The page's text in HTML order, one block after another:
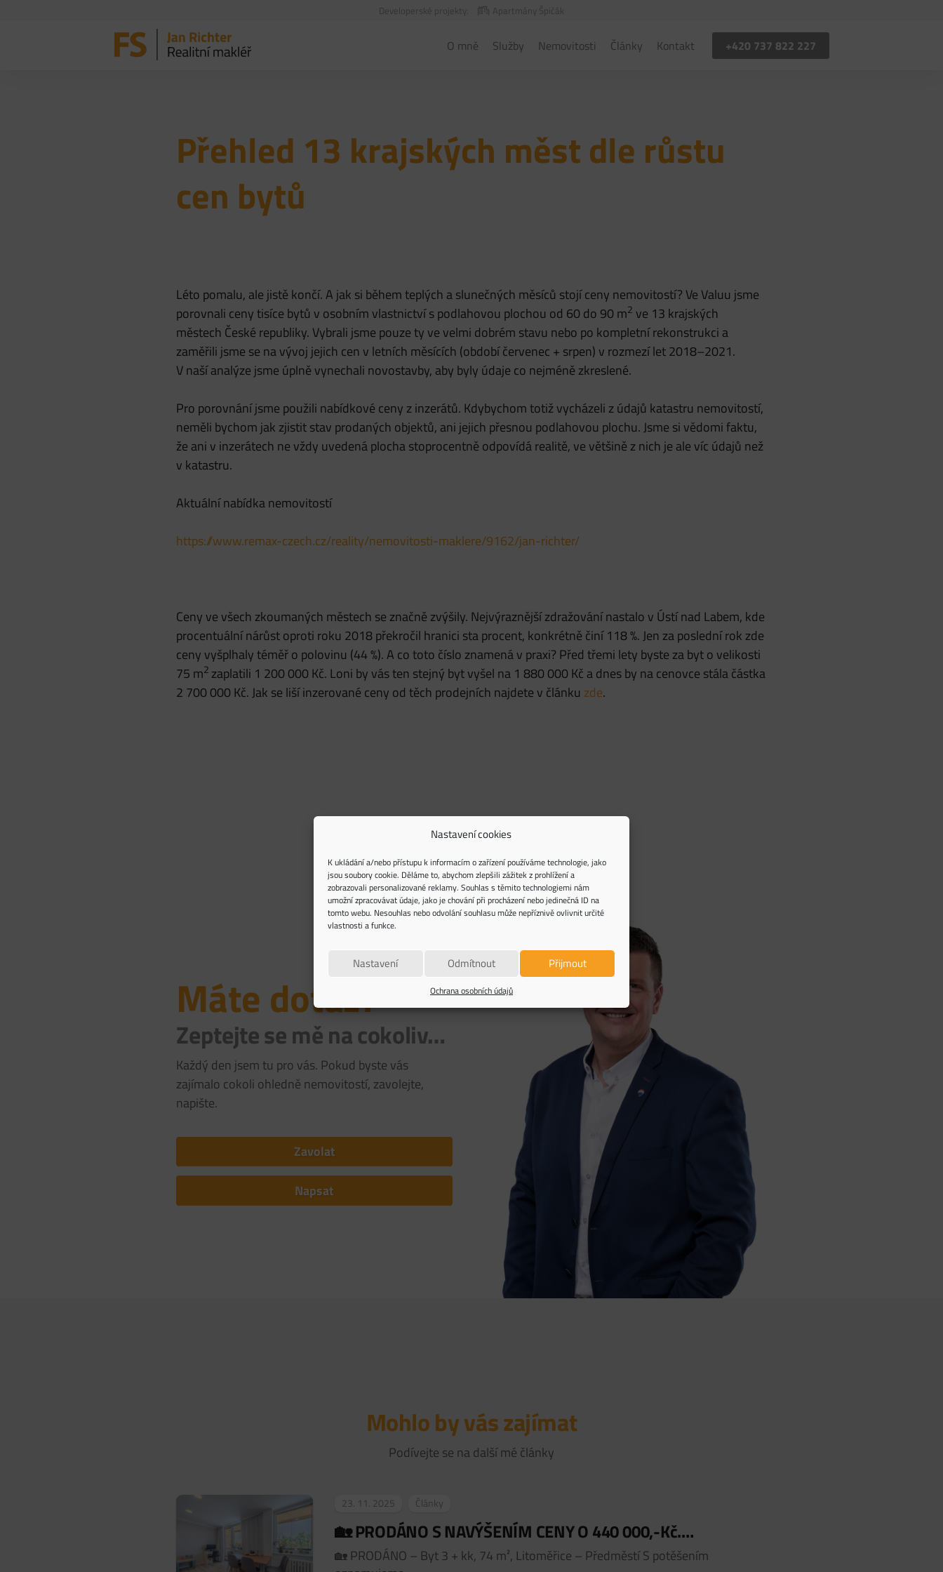
Nastavení cookies
K ukládání a/nebo přístupu k informacím o zařízení používáme technologie, jako
jsou soubory cookie. Děláme to, abychom zlepšili zážitek z prohlížení a
zobrazovali personalizované reklamy. Souhlas s těmito technologiemi nám
umožní zpracovávat údaje, jako je chování při procházení nebo jedinečná ID na
tomto webu. Nesouhlas nebo odvolání souhlasu může nepříznivě ovlivnit určité
vlastnosti a funkce.
Přijmout
Odmítnout
Nastavení
Ochrana osobních údajů
Developerské projekty: Apartmány Špičák
O mně Služby Nemovitosti Články Kontakt +420 737 822 227
Přehled 13 krajských měst dle růstu
cen bytů
Léto pomalu, ale jistě končí. A jak si během teplých a slunečných měsíců stojí ceny nemovitostí? Ve Valuu jsme
porovnali ceny tisíce bytů v osobním vlastnictví s podlahovou plochou od 60 do 90 m2 ve 13 krajských
městech České republiky. Vybrali jsme pouze ty ve velmi dobrém stavu nebo po kompletní rekonstrukci a
zaměřili jsme se na vývoj jejich cen v letních měsících (období červenec + srpen) v rozmezí let 2018–2021.
V naší analýze jsme úplně vynechali novostavby, aby byly údaje co nejméně zkreslené.
Pro porovnání jsme použili nabídkové ceny z inzerátů. Kdybychom totiž vycházeli z údajů katastru nemovitostí,
neměli bychom jak zjistit stav prodaných objektů, ani jejich přesnou podlahovou plochu. Jsme si vědomi faktu,
že ani v inzerátech ne vždy uvedená plocha stoprocentně odpovídá realitě, ve většině z nich je ale víc údajů než
v katastru.
Aktuální nabídka nemovitostí
https://www.remax-czech.cz/reality/nemovitosti-maklere/9162/jan-richter/
Ceny ve všech zkoumaných městech se značně zvýšily. Nejvýraznější zdražování nastalo v Ústí nad Labem, kde
procentuální nárůst oproti roku 2018 překročil hranici sta procent, konkrétně činí 118 %. Jen za poslední rok zde
ceny vyšplhaly téměř o polovinu (44 %). A co toto číslo znamená v praxi? Před třemi lety byste za byt o velikosti
75 m2 zaplatili 1 200 000 Kč. Loni by vás ten stejný byt vyšel na 1 880 000 Kč a dnes by na cenovce stála částka
2 700 000 Kč. Jak se liší inzerované ceny od těch prodejních najdete v článku zde.
Máte dotaz?
Zeptejte se mě na cokoliv…
Každý den jsem tu pro vás. Pokud byste vás
zajímalo cokoli ohledně nemovitostí, zavolejte,
napište.
Zavolat
Napsat
Mohlo by vás zajímat
Podívejte se na další mé články
23. 11. 2025 Články
🏡 PRODÁNO S NAVÝŠENÍM CENY O 440 000,-Kč.…
🏡 PRODÁNO – Byt 3 + kk, 74 m², Litoměřice – Předměstí S potěšením